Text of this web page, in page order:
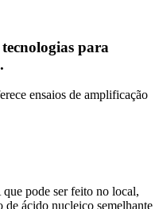
para
ensaios de amplificação
pode ser feito no local,
ácido nucleico semelhante